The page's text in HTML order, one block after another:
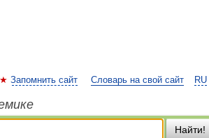
RU
Запомнить сайт Словарь на свой сайт
Найти!